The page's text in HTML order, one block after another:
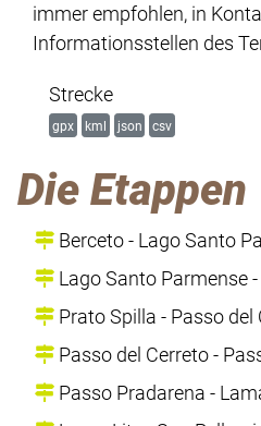
immer empfohlen, in
Informationsstellen des
Strecke
gpx kml json csv
Die Etappen
Berceto - Lago Santo
Lago Santo Parmense
Prato Spilla - Passo del
Passo del Cerreto -
Passo Pradarena -